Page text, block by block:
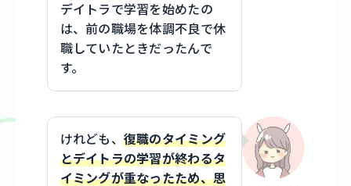
デイトラで学習を始めたの
は、前の職場を体調不良で休
職していたときだったんで
す。
けれども、 復職のタイミング
とデイトラの学習が終わるタ
イミングが重なったため、思